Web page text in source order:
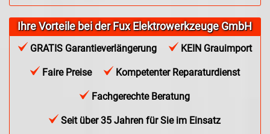
Ihre Vorteile bei der Fux Elektrowerkzeuge GmbH
GRATIS Garantieverlängerung KEIN Grauimport
Faire Preise Kompetenter Reparaturdienst
Fachgerechte Beratung
Seit über 35 Jahren für Sie im Einsatz